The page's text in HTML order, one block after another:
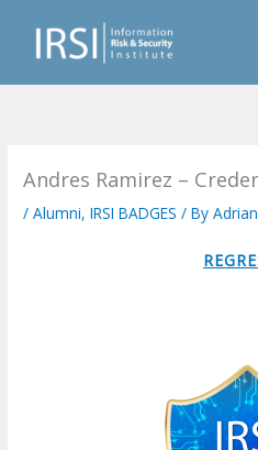
Andres Ramirez –
/Alumni,IRSI BADGES / By